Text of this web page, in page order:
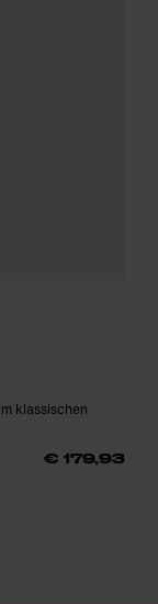
klassischen
€ 179,93